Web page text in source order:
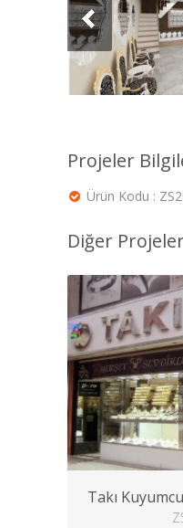
Projeler
Ürün Kodu :
Diğer
Takı